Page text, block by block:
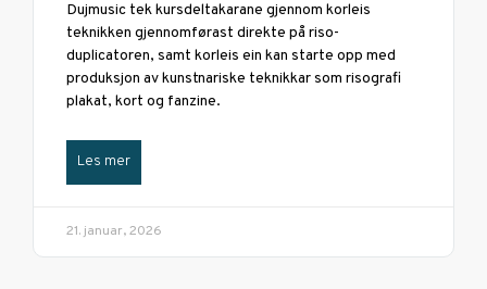
Dujmusic tek kursdeltakarane gjennom korleis
teknikken gjennomførast direkte på riso-
duplicatoren, samt korleis ein kan starte opp med
produksjon av kunstnariske teknikkar som risografi
plakat, kort og fanzine.
Les mer
21. januar, 2026